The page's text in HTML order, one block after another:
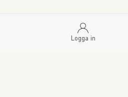
Logga in